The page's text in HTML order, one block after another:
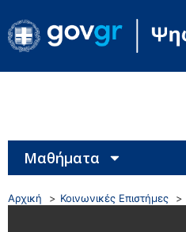
Μαθήματα
Αρχική Κοινωνικές Επιστήμες